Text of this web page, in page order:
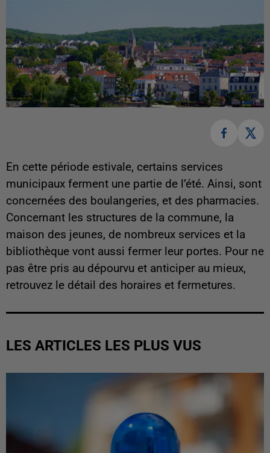
En cette période estivale, certains services
municipaux ferment une partie de l’été. Ainsi, sont
concernées des boulangeries, et des pharmacies.
Concernant les structures de la commune, la
maison des jeunes, de nombreux services et la
bibliothèque vont aussi fermer leur portes. Pour ne
pas être pris au dépourvu et anticiper au mieux,
retrouvez le détail des horaires et fermetures.
LES ARTICLES LES PLUS VUS